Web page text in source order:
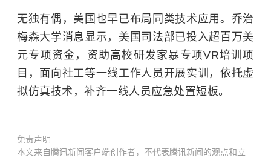
无独有偶，美国也早已布局同类技术应用。乔治
梅森大学消息显示，美国司法部已投入超百万美
元专项资金，资助高校研发家暴专项VR培训项
目，面向社工等一线工作人员开展实训，依托虚
拟仿真技术，补齐一线人员应急处置短板。
免责声明
本文来自腾讯新闻客户端创作者，不代表腾讯新闻的观点和立